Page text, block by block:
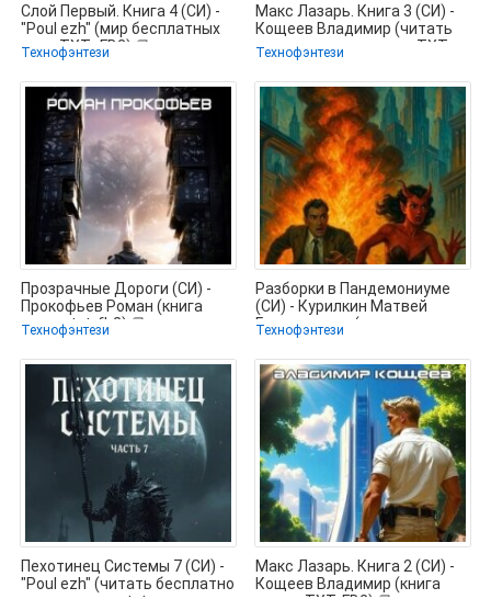
Слой Первый. Книга 4 (СИ) -
"Poul ezh" (мир бесплатных
книг .TXT, .FB2) 📗
Технофэнтези
Макс Лазарь. Книга 3 (СИ) -
Кощеев Владимир (читать
полную версию книги TXT,
Технофэнтези
Прозрачные Дороги (СИ) -
Прокофьев Роман (книга
жизни txt, fb2) 📗
Технофэнтези
Разборки в Пандемониуме
(СИ) - Курилкин Матвей
Геннадьевич (читать книги
Технофэнтези
Пехотинец Системы 7 (СИ) -
"Poul ezh" (читать бесплатно
Макс Лазарь. Книга 2 (СИ) -
Кощеев Владимир (книга